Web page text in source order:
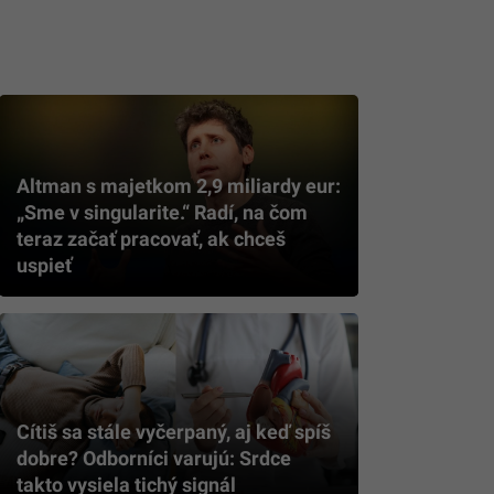
Altman s majetkom 2,9 miliardy eur:
„Sme v singularite.“ Radí, na čom
teraz začať pracovať, ak chceš
uspieť
Cítiš sa stále vyčerpaný, aj keď spíš
dobre? Odborníci varujú: Srdce
takto vysiela tichý signál